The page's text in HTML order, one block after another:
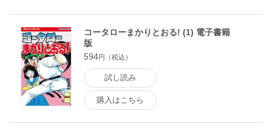
コータローまかりとおる! (1) 電子書籍
版
594円（税込）
試し読み
購入はこちら